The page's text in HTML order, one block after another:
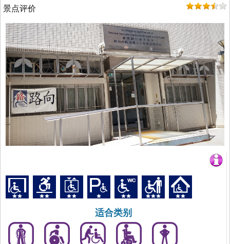
景点评价
适合类别